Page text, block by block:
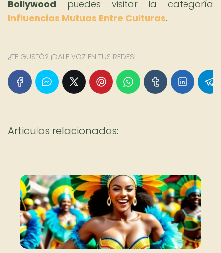
Bollywood puedes visitar la categoría
Influencias Mutuas Entre Culturas.
¿TE GUSTÓ? ¡DALE VOZ EN TUS REDES!
Articulos relacionados: